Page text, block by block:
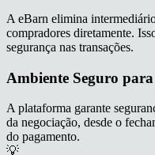
A eBarn elimina
compradores diretamente.
segurança nas transações.
Ambiente Seguro para
A plataforma garante
da negociação, desde o
do pagamento.
💡